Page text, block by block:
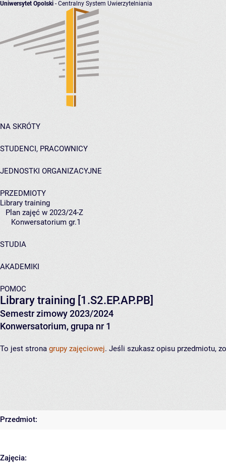
Uniwersytet Opolski - Centralny System Uwierzytelniania
NA SKRÓTY
STUDENCI, PRACOWNICY
JEDNOSTKI ORGANIZACYJNE
PRZEDMIOTY
Library training
Plan zajęć w 2023/24-Z
Konwersatorium gr.1
STUDIA
AKADEMIKI
POMOC
Library training [1.S2.EP.AP.PB]
Semestr zimowy 2023/2024
Konwersatorium, grupa nr 1
To jest strona grupy zajęciowej. Jeśli szukasz opisu przedmiotu,
Przedmiot:
Zajęcia: